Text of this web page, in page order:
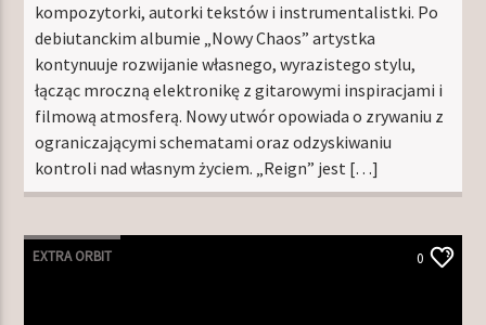
kompozytorki, autorki tekstów i instrumentalistki. Po
debiutanckim albumie „Nowy Chaos” artystka
kontynuuje rozwijanie własnego, wyrazistego stylu,
łącząc mroczną elektronikę z gitarowymi inspiracjami i
filmową atmosferą. Nowy utwór opowiada o zrywaniu z
ograniczającymi schematami oraz odzyskiwaniu
kontroli nad własnym życiem. „Reign” jest […]
EXTRA ORBIT 0